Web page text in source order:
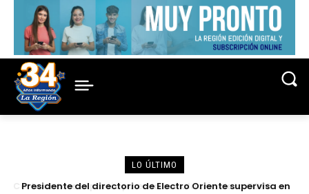
LO ÚLTIMO
Presidente del directorio de Electro Oriente supervisa en